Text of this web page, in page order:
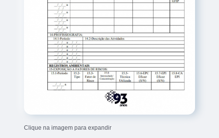
Clique na imagem para expandir